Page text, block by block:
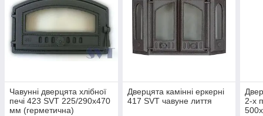
Чавунні дверцята хлібної
печі 423 SVT 225/290x470
мм (герметична)
Дверцята камінні еркерні
417 SVT чавуне лиття
2-х